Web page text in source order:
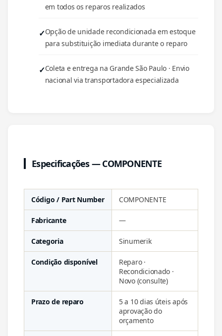
em todos os reparos realizados
Opção de unidade recondicionada em estoque
para substituição imediata durante o reparo
Coleta e entrega na Grande São Paulo · Envio
nacional via transportadora especializada
Especificações — COMPONENTE
Código / Part Number COMPONENTE
Fabricante —
Categoria Sinumerik
Condição disponível
Reparo ·
Recondicionado ·
Novo (consulte)
Prazo de reparo
5 a 10 dias úteis após
aprovação do
orçamento